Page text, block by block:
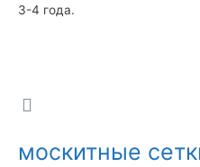
3-4 года.
москитные